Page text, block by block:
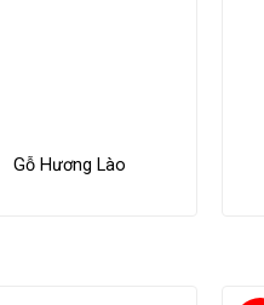
Gỗ Hương Lào